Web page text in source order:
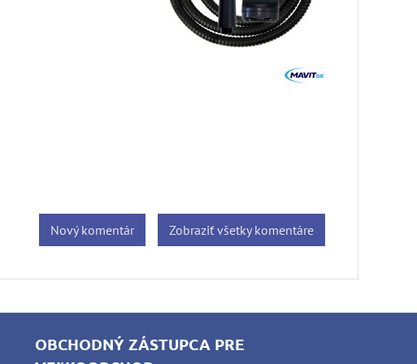
Zobraziť všetky komentáre
Nový komentár
OBCHODNÝ ZÁSTUPCA PRE